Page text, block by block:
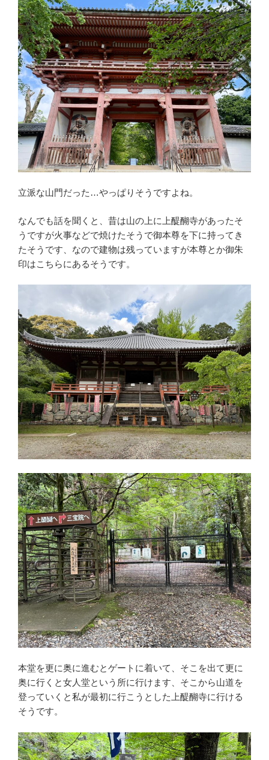
立派な山門だった…やっぱりそうですよね。
なんでも話を聞くと、昔は山の上に上醍醐寺があったそ
うですが火事などで焼けたそうで御本尊を下に持ってき
たそうです、なので建物は残っていますが本尊とか御朱
印はこちらにあるそうです。
本堂を更に奥に進むとゲートに着いて、そこを出て更に
奥に行くと女人堂という所に行けます、そこから山道を
登っていくと私が最初に行こうとした上醍醐寺に行ける
そうです。